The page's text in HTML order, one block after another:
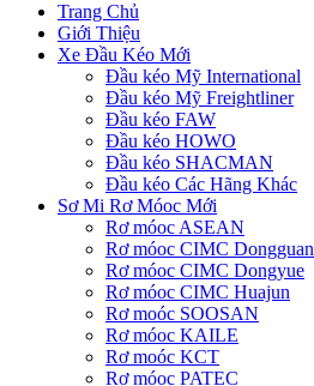
Trang Chủ
Giới Thiệu
Xe Đầu Kéo Mới
Đầu kéo Mỹ International
Đầu kéo Mỹ Freightliner
Đầu kéo FAW
Đầu kéo HOWO
Đầu kéo SHACMAN
Đầu kéo Các Hãng Khác
Sơ Mi Rơ Móoc Mới
Rơ móoc ASEAN
Rơ móoc CIMC Dongguan
Rơ móoc CIMC Dongyue
Rơ móoc CIMC Huajun
Rơ moóc SOOSAN
Rơ móoc KAILE
Rơ moóc KCT
Rơ móoc PATEC